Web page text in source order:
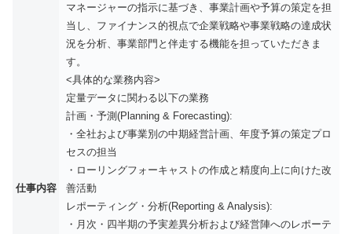
仕事内容
マネージャーの指示に基づき、事業計画や予算の策定を担
当し、ファイナンス的視点で企業戦略や事業戦略の達成状
況を分析、事業部門と伴走する機能を担っていただきま
す。
<具体的な業務内容>
定量データに関わる以下の業務
計画・予測(Planning & Forecasting):
・全社および事業別の中期経営計画、年度予算の策定プロ
セスの担当
・ローリングフォーキャストの作成と精度向上に向けた改
善活動
レポーティング・分析(Reporting & Analysis):
・月次・四半期の予実差異分析および経営陣へのレポーテ